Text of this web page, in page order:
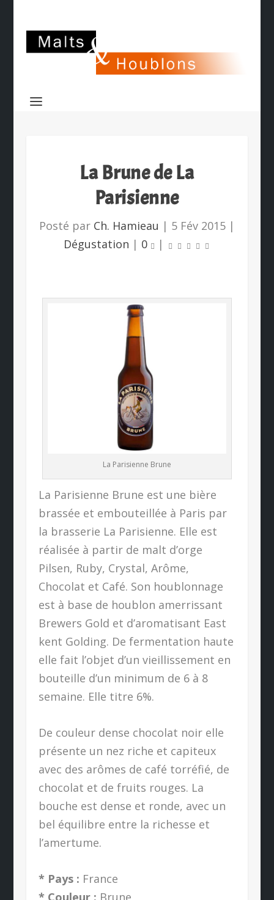
La Brune de La
Parisienne
Posté par Ch. Hamieau | 5 Fév 2015|
Dégustation | 0 |
La Parisienne Brune
La Parisienne Brune est une bière
brassée et embouteillée à Paris par
la brasserie La Parisienne. Elle est
réalisée à partir de malt d’orge
Pilsen, Ruby, Crystal, Arôme,
Chocolat et Café. Son houblonnage
est à base de houblon amerrissant
Brewers Gold et d’aromatisant East
kent Golding. De fermentation haute
elle fait l’objet d’un vieillissement en
bouteille d’un minimum de 6 à 8
semaine. Elle titre 6%.
De couleur dense chocolat noir elle
présente un nez riche et capiteux
avec des arômes de café torréfié, de
chocolat et de fruits rouges. La
bouche est dense et ronde, avec un
bel équilibre entre la richesse et
l’amertume.
* Pays : France
* Couleur : Brune